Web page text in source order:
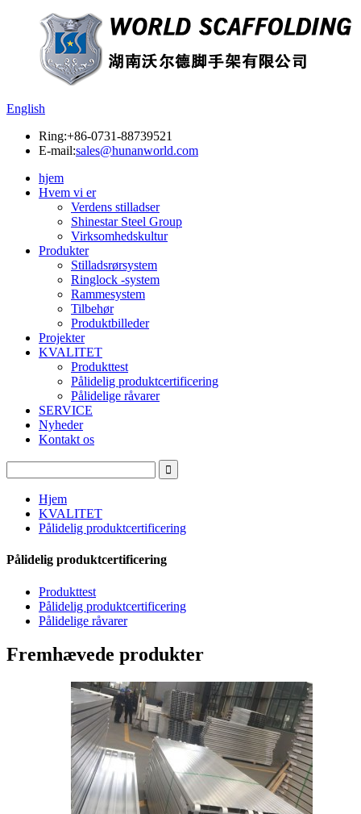
English
Ring:+86-0731-88739521
E-mail:sales@hunanworld.com
hjem
Hvem vi er
Verdens stilladser
Shinestar Steel Group
Virksomhedskultur
Produkter
Stilladsrørsystem
Ringlock -system
Rammesystem
Tilbehør
Produktbilleder
Projekter
KVALITET
Produkttest
Pålidelig produktcertificering
Pålidelige råvarer
SERVICE
Nyheder
Kontakt os
Hjem
KVALITET
Pålidelig produktcertificering
Pålidelig produktcertificering
Produkttest
Pålidelig produktcertificering
Pålidelige råvarer
Fremhævede produkter